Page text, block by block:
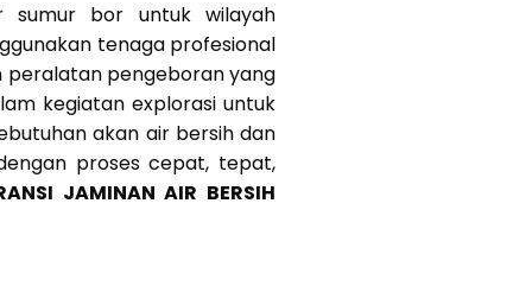
sumur bor untuk wilayah
tenaga profesional
peralatan pengeboran yang
kegiatan explorasi untuk
akan air bersih dan
proses cepat, tepat,
JAMINAN AIR BERSIH